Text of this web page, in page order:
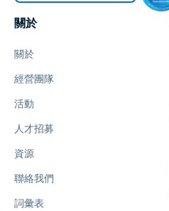
關於
關於
經營團隊
活動
人才招募
資源
聯絡我們
詞彙表